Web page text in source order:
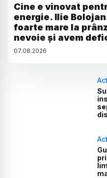
Cine e vinovat
energie. Ilie
foarte mare la
nevoie și avem
07.08.2026